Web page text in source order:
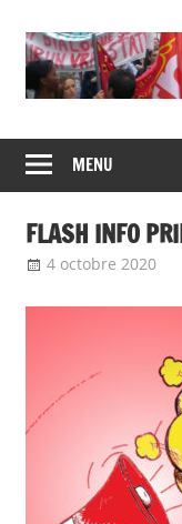
content
de
syndicats
CGT
insertion
probation
MENU
FLASH INFO
4 octobre 2020